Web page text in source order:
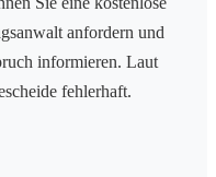
anfordern und
informieren. Laut
fehlerhaft.